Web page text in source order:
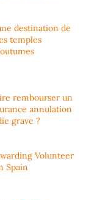
destination de
temples
rembourser un
annulation
grave ?
Volunteer
Spain